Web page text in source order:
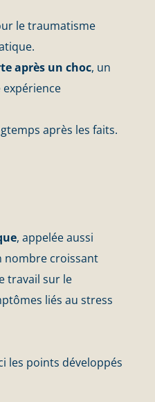
le traumatisme
après un choc, un
après les faits.
, appelée aussi
nombre croissant
travail sur le
liés au stress
les points développés